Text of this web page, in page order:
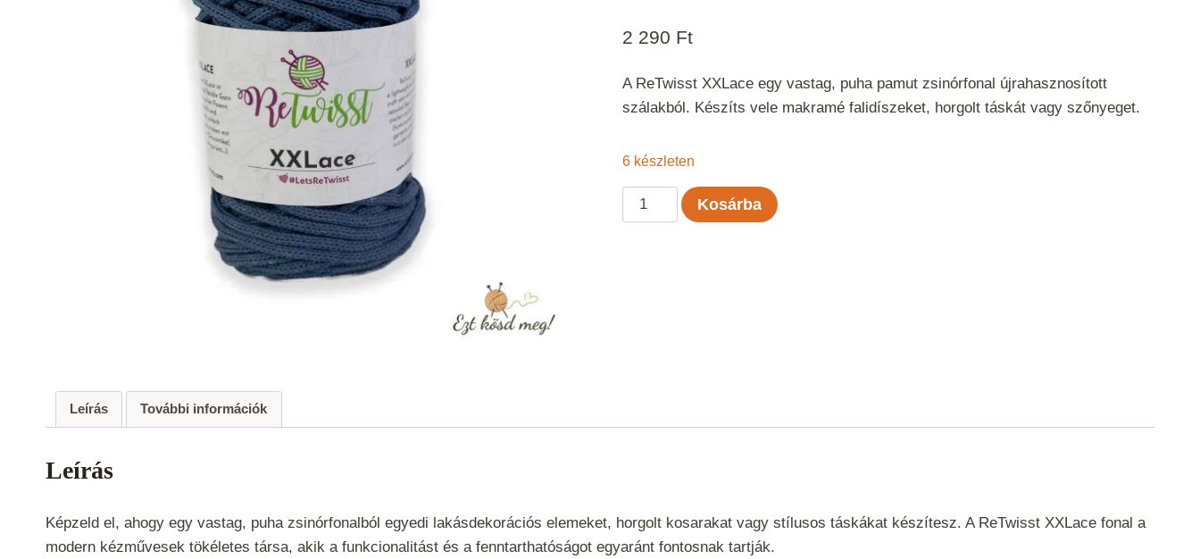
2 290 Ft
A ReTwisst XXLace egy vastag, puha pamut zsinórfonal újrahasznosított
szálakból. Készíts vele makramé falidíszeket, horgolt táskát vagy szőnyeget.
6 készleten
ReTwisst
XXLace
Kosárba
Leírás További információk
Leírás
Képzeld el, ahogy egy vastag, puha zsinórfonalból egyedi lakásdekorációs elemeket, horgolt kosarakat vagy stílusos táskákat készítesz. A ReTwisst XXLace fonal a
modern kézművesek tökéletes társa, akik a funkcionalitást és a fenntarthatóságot egyaránt fontosnak tartják.